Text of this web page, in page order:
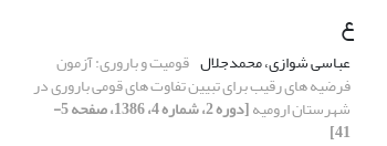
ع
عباسی شوازی، محمدجلال قومیت و باروری: آزمون
فرضیه های رقیب برای تبیین تفاوت های قومی باروری در
شهرستان ارومیه [دوره 2، شماره 4، 1386، صفحه 5-
41]